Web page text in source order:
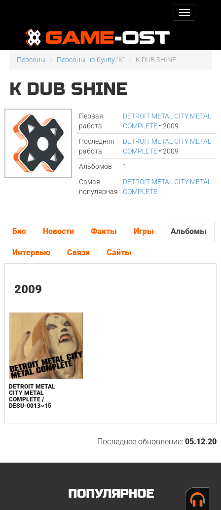
Персоны Персоны на букву "K" K DUB SHINE
K DUB SHINE
Первая
работа
DETROIT METAL CITY METAL
COMPLETE • 2009
Последняя
работа
DETROIT METAL CITY METAL
COMPLETE • 2009
Альбомов
1
Самая
популярная
DETROIT METAL CITY METAL
COMPLETE
Био Новости Факты Игры Альбомы
Интервью Связи Сайты
2009
DETROIT METAL
CITY METAL
COMPLETE /
DESU-0013~15
Последнее обновление:05.12.20
ПОПУЛЯРНОЕ